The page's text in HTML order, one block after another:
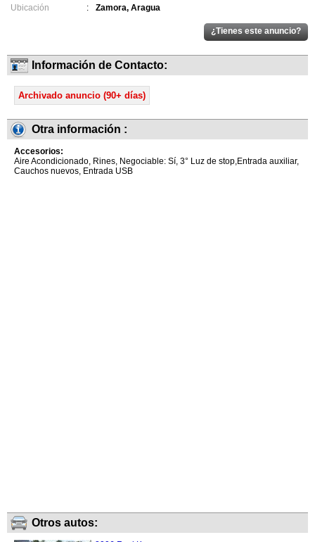
Ubicación
: Zamora, Aragua
Información de Contacto:
Archivado anuncio (90+ días)
Otra información :
Accesorios:
Aire Acondicionado, Rines, Negociable: Sí, 3° Luz de stop,Entrada auxiliar,
Cauchos nuevos, Entrada USB
Otros autos: